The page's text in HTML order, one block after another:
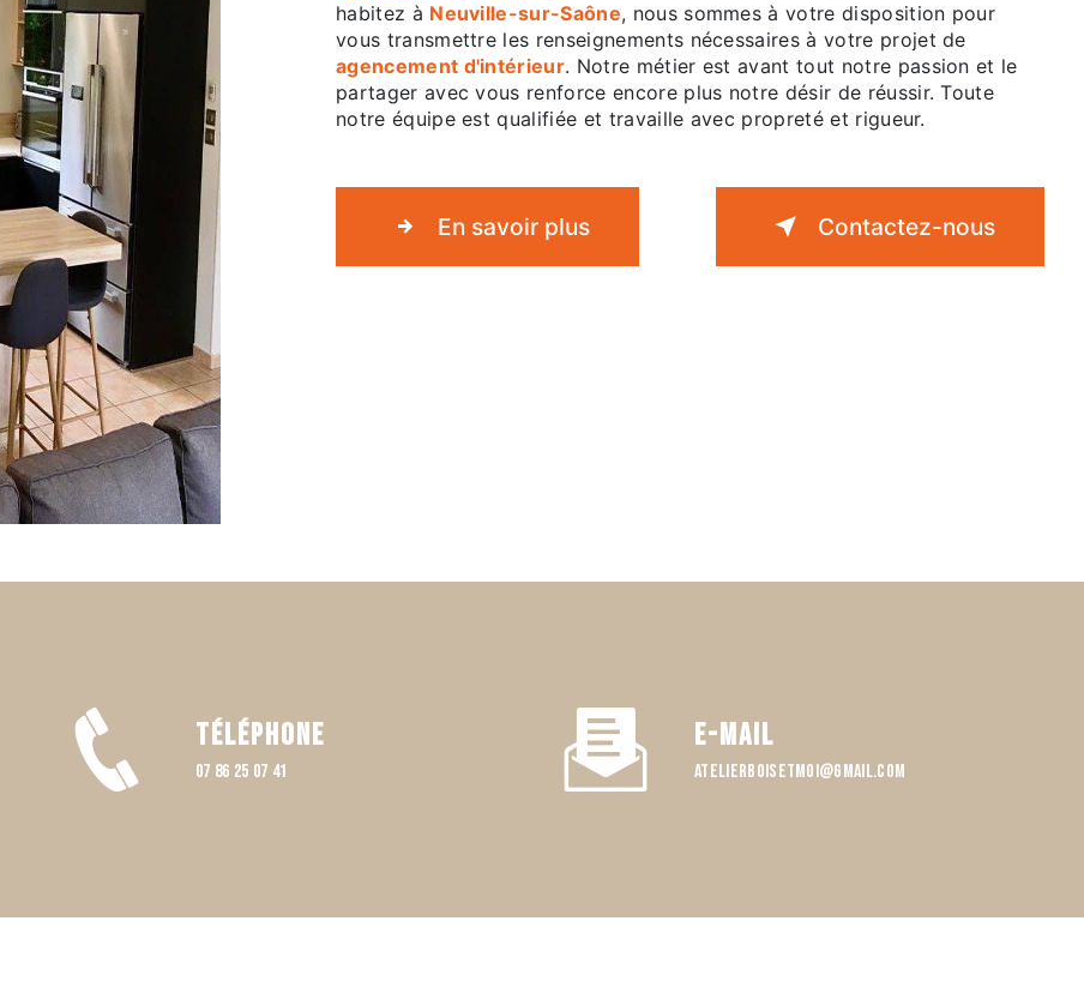
habitez à Neuville-sur-Saône, nous sommes à votre disposition pour
vous transmettre les renseignements nécessaires à votre projet de
agencement d'intérieur. Notre métier est avant tout notre passion et le
partager avec vous renforce encore plus notre désir de réussir. Toute
notre équipe est qualifiée et travaille avec propreté et rigueur.
En savoir plus Contactez-nous
Téléphone
07 86 25 07 41
E-mail
atelierboisetmoi@gmail.com